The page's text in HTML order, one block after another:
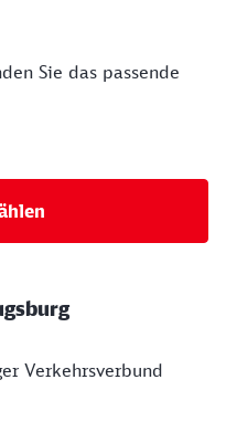
Sie das passende
Verkehrsverbund